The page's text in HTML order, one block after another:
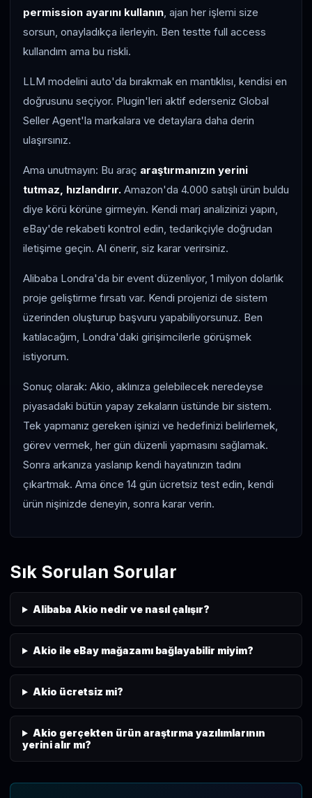
permission ayarını kullanın, ajan her işlemi size
sorsun, onayladıkça ilerleyin. Ben testte full access
kullandım ama bu riskli.
LLM modelini auto'da bırakmak en mantıklısı, kendisi en
doğrusunu seçiyor. Plugin'leri aktif ederseniz Global
Seller Agent'la markalara ve detaylara daha derin
ulaşırsınız.
Ama unutmayın: Bu araç araştırmanızın yerini
tutmaz, hızlandırır. Amazon'da 4.000 satışlı ürün buldu
diye körü körüne girmeyin. Kendi marj analizinizi yapın,
eBay'de rekabeti kontrol edin, tedarikçiyle doğrudan
iletişime geçin. AI önerir, siz karar verirsiniz.
Alibaba Londra'da bir event düzenliyor, 1 milyon dolarlık
proje geliştirme fırsatı var. Kendi projenizi de sistem
üzerinden oluşturup başvuru yapabiliyorsunuz. Ben
katılacağım, Londra'daki girişimcilerle görüşmek
istiyorum.
Sonuç olarak: Akio, aklınıza gelebilecek neredeyse
piyasadaki bütün yapay zekaların üstünde bir sistem.
Tek yapmanız gereken işinizi ve hedefinizi belirlemek,
görev vermek, her gün düzenli yapmasını sağlamak.
Sonra arkanıza yaslanıp kendi hayatınızın tadını
çıkartmak. Ama önce 14 gün ücretsiz test edin, kendi
ürün nişinizde deneyin, sonra karar verin.
Sık Sorulan Sorular
Alibaba Akio nedir ve nasıl çalışır?
Akio ile eBay mağazamı bağlayabilir miyim?
Akio ücretsiz mi?
Akio gerçekten ürün araştırma yazılımlarının
yerini alır mı?